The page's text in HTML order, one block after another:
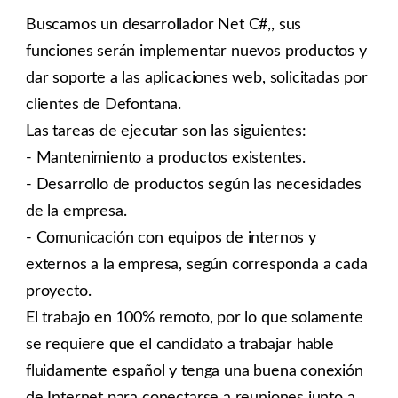
Buscamos un desarrollador Net C#,, sus
funciones serán implementar nuevos productos y
dar soporte a las aplicaciones web, solicitadas por
clientes de Defontana.
Las tareas de ejecutar son las siguientes:
- Mantenimiento a productos existentes.
- Desarrollo de productos según las necesidades
de la empresa.
- Comunicación con equipos de internos y
externos a la empresa, según corresponda a cada
proyecto.
El trabajo en 100% remoto, por lo que solamente
se requiere que el candidato a trabajar hable
fluidamente español y tenga una buena conexión